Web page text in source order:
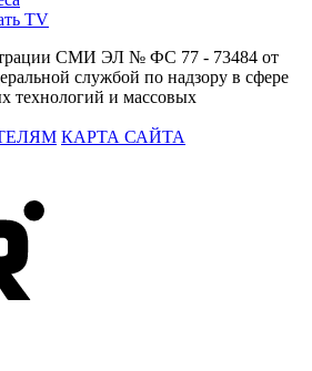
TV
СМИ ЭЛ № ФС 77 - 73484 от
службой по надзору в сфере
технологий и массовых
КАРТА САЙТА